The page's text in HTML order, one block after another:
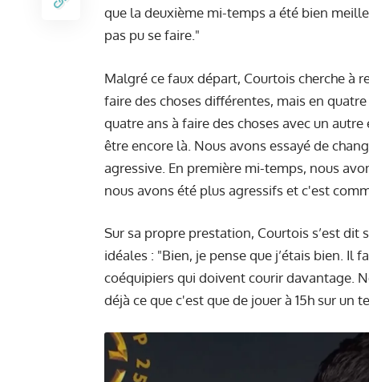
que la deuxième mi-temps a été bien
pas pu se faire."
Malgré ce faux départ, Courtois cherche à
faire des choses différentes, mais en
quatre ans à faire des choses avec un
être encore là. Nous avons essayé de
agressive. En première mi-temps, nous
nous avons été plus agressifs et c'est
Sur sa propre prestation, Courtois s’est
idéales : "Bien, je pense que j’étais bien. Il
coéquipiers qui doivent courir davantage.
déjà ce que c'est que de jouer à 15h sur un